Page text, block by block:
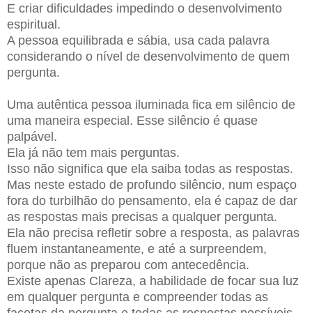
E criar dificuldades impedindo o desenvolvimento
espiritual.
A pessoa equilibrada e sábia, usa cada palavra
considerando o nível de desenvolvimento de quem
pergunta.
Uma autêntica pessoa iluminada fica em silêncio de
uma maneira especial. Esse silêncio é quase
palpável.
Ela já não tem mais perguntas.
Isso não significa que ela saiba todas as respostas.
Mas neste estado de profundo silêncio, num espaço
fora do turbilhão do pensamento, ela é capaz de dar
as respostas mais precisas a qualquer pergunta.
Ela não precisa refletir sobre a resposta, as palavras
fluem instantaneamente, e até a surpreendem,
porque não as preparou com antecedência.
Existe apenas Clareza, a habilidade de focar sua luz
em qualquer pergunta e compreender todas as